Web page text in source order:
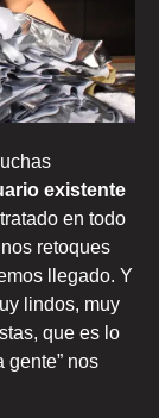
existente
en todo
retoques
llegado. Y
lindos, muy
que es lo
gente” nos